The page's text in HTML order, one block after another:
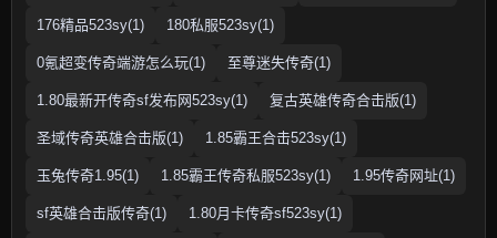
176精品523sy(1) 180私服523sy(1)
0氪超变传奇端游怎么玩(1) 至尊迷失传奇(1)
1.80最新开传奇sf发布网523sy(1) 复古英雄传奇合击版(1)
圣域传奇英雄合击版(1) 1.85霸王合击523sy(1)
玉兔传奇1.95(1) 1.85霸王传奇私服523sy(1) 1.95传奇网址(1)
sf英雄合击版传奇(1) 1.80月卡传奇sf523sy(1)